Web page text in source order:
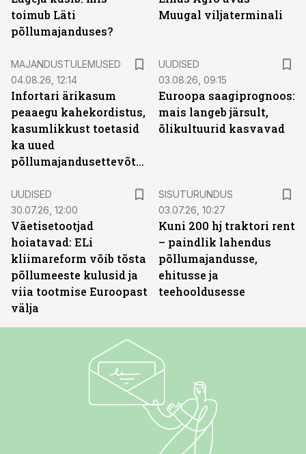
toimub Läti
põllumajanduses?
Muugal viljaterminali
MAJANDUSTULEMUSED
04.08.26, 12:14
Infortari ärikasum
peaaegu kahekordistus,
kasumlikkust toetasid
ka uued
põllumajandusettevõtted
UUDISED
03.08.26, 09:15
Euroopa saagiprognoos:
mais langeb järsult,
õlikultuurid kasvavad
UUDISED
30.07.26, 12:00
Väetisetootjad
hoiatavad: ELi
kliimareform võib tõsta
põllumeeste kulusid ja
viia tootmise Euroopast
välja
SISUTURUNDUS
03.07.26, 10:27
Kuni 200 hj traktori rent
– paindlik lahendus
põllumajandusse,
ehitusse ja
teehooldusesse